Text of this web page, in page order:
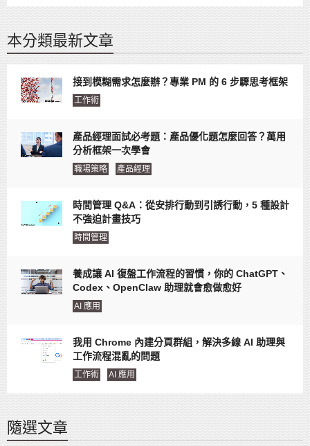
本分類最新文章
接到模糊需求怎麼辦？專業 PM 的 6 步驟思考框架
工作術
產品經理面試必考題：產品優化題怎麼回答？萬用
分析框架一次學會
職場策略 產品經理
時間管理 Q&A：從安排行動到引誘行動，5 種設計
不強迫計畫技巧
時間管理
養成讓 AI 復盤工作流程的習慣，你的 ChatGPT、
Codex、OpenClaw 助理就會愈做愈好
AI 應用
我用 Chrome 內建分頁群組，解決多線 AI 助理與
工作流程混亂的問題
工作術 AI 應用
隨選文章